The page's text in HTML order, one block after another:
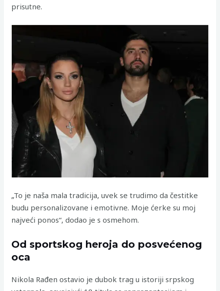
prisutne.
„To je naša mala tradicija, uvek se trudimo da čestitke
budu personalizovane i emotivne. Moje ćerke su moj
najveći ponos“, dodao je s osmehom.
Od sportskog heroja do posvećenog
oca
Nikola Rađen ostavio je dubok trag u istoriji srpskog